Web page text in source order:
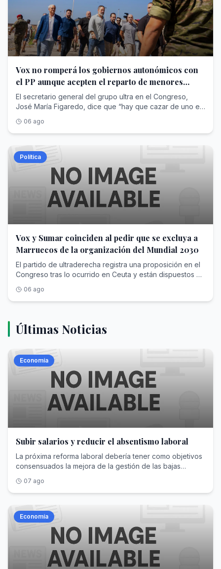
Vox no romperá los gobiernos autonómicos con
el PP aunque acepten el reparto de menores
extranjeros
El secretario general del grupo ultra en el Congreso,
José María Figaredo, dice que “hay que cazar de uno en
06 ago
Política
Vox y Sumar coinciden al pedir que se excluya a
Marruecos de la organización del Mundial 2030
El partido de ultraderecha registra una proposición en el
Congreso tras lo ocurrido en Ceuta y están dispuestos a
06 ago
Últimas Noticias
Economía
Subir salarios y reducir el absentismo laboral
La próxima reforma laboral debería tener como objetivos
consensuados la mejora de la gestión de las bajas
beneficios de las empresas
07 ago
Economía